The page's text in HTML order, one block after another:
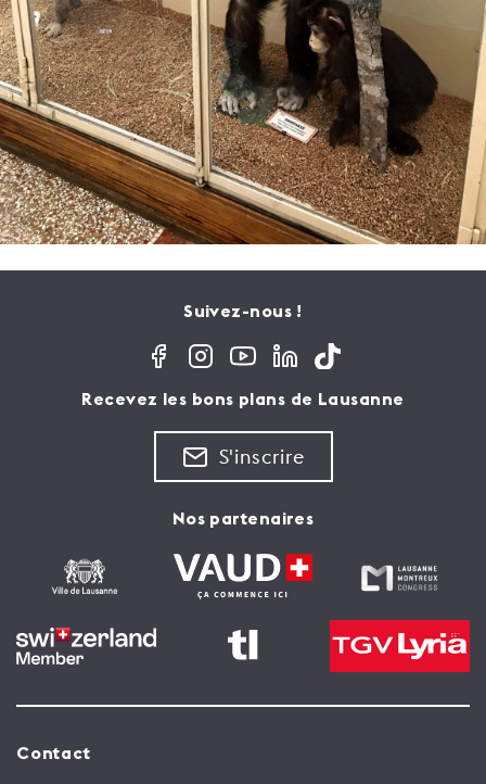
Suivez-nous !
Recevez les bons plans de Lausanne
S'inscrire
Nos partenaires
Contact